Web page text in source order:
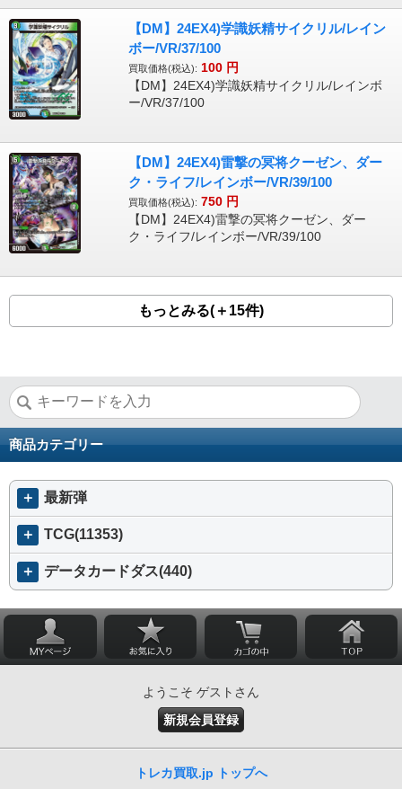
【DM】24EX4)学識妖精サイクリル/レイン
ボー/VR/37/100
買取価格(税込): 100 円
【DM】24EX4)学識妖精サイクリル/レインボ
ー/VR/37/100
【DM】24EX4)雷撃の冥将クーゼン、ダー
ク・ライフ/レインボー/VR/39/100
買取価格(税込): 750 円
【DM】24EX4)雷撃の冥将クーゼン、ダー
ク・ライフ/レインボー/VR/39/100
もっとみる(＋15件)
商品カテゴリー
＋ 最新弾
＋ TCG(11353)
＋ データカードダス(440)
ようこそ ゲストさん
新規会員登録
トレカ買取.jp トップへ